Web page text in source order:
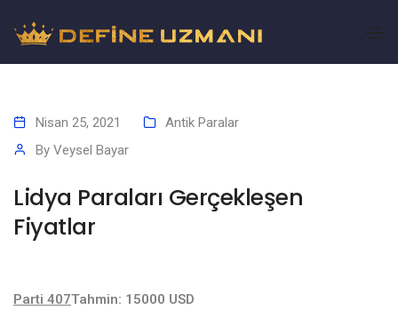
Nisan 25, 2021
Antik Paralar
By Veysel Bayar
Lidya Paraları Gerçekleşen
Fiyatlar
Parti 407Tahmin: 15000 USD